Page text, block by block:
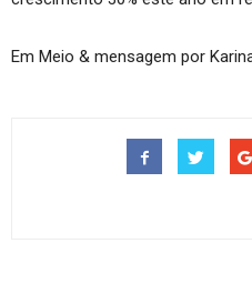
Em Meio & mensagem por